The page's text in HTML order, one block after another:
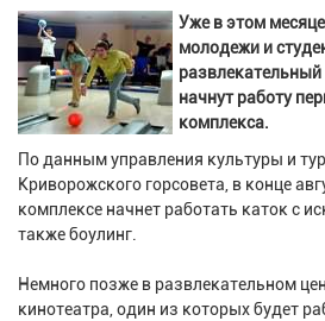
Уже в этом
молодежи и
развлекательный
начнут работу
комплекса.
По данным управления культуры и
Криворожского горсовета, в конце
комплексе начнет работать каток с
также боулинг.
Немного позже в развлекательном
кинотеатра, один из которых будет